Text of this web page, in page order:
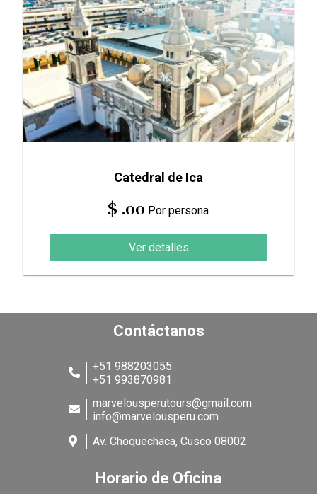
Catedral de Ica
$ .00 Por persona
Ver detalles
Contáctanos
+51 988203055
+51 993870981
marvelousperutours@gmail.com
info@marvelousperu.com
Av. Choquechaca, Cusco 08002
Horario de Oficina